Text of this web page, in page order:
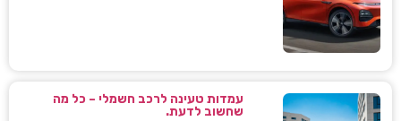
עמדות טעינה לרכב חשמלי – כל מה
שחשוב לדעת.